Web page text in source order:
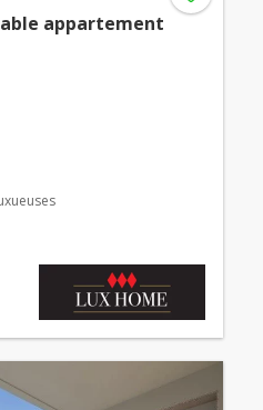
appartement